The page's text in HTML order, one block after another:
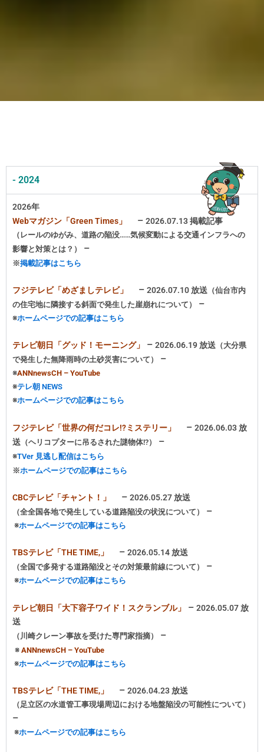
- 2024
2026年
Webマガジン「Green Times」
– 2026.07.13 掲載記事
（レールのゆがみ、道路の陥没……気候変動による交通インフラへの
影響と対策とは？ ） –
※掲載記事はこちら
フジテレビ「めざましテレビ」 – 2026.07.10 放送 （仙台市内
の住宅地に隣接する斜面で発生した崖崩れについて ） –
※ホームページでの記事はこちら
テレビ朝日「グッド！モーニング」 – 2026.06.19 放送 （大分県
で発生した無降雨時の土砂災害について ） –
※ANNnewsCH – YouTube
※テレ朝 NEWS
※ホームページでの記事はこちら
フジテレビ「世界の何だコレ!?ミステリー」 – 2026.06.03 放
送 （ヘリコプターに吊るされた謎物体!?） –
※TVer 見逃し配信はこちら
※ホームページでの記事はこちら
CBCテレビ「チャント！」 – 2026.05.27 放送
（全全国各地で発生している道路陥没の状況について ） –
※ホームページでの記事はこちら
TBSテレビ「THE TIME,」 – 2026.05.14 放送
（全国で多発する道路陥没とその対策最前線について ） –
※ホームページでの記事はこちら
テレビ朝日「大下容子ワイド！スクランブル」 – 2026.05.07 放
送
（川崎クレーン事故を受けた専門家指摘） –
※ ANNnewsCH – YouTube
※ホームページでの記事はこちら
TBSテレビ「THE TIME,」 – 2026.04.23 放送
（足立区の水道管工事現場周辺における地盤陥没の可能性について ）
–
※ホームページでの記事はこちら